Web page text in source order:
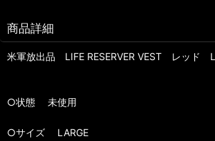
商品詳細
米軍放出品 LIFE RESERVER VEST レッド L
○状態 未使用
○サイズ LARGE